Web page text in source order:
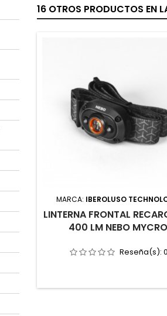
16 OTROS PRODUCTOS EN
MARCA: IBEROLUSO
LINTERNA FRONTAL
400 LM NEBO MYCRO
Reseña(s): 0